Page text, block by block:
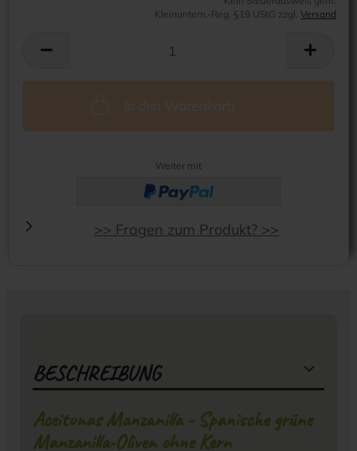
Kleinuntern.-Reg. §19 UStG zzgl. Versand
Weiter mit
>> Fragen zum Produkt? >>
BESCHREIBUNG
Aceitunas Manzanilla - Spanische grüne
Manzanilla-Oliven ohne Kern